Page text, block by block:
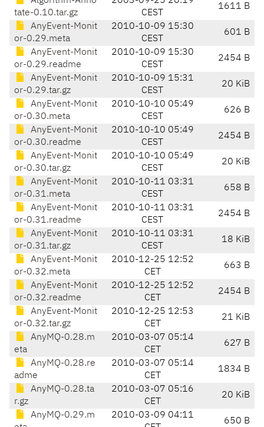
tate-0.10.tar.gz
CEST
1611 B
AnyEvent-Monit
or-0.29.meta
2010-10-09 15:30
CEST
601 B
AnyEvent-Monit
or-0.29.readme
2010-10-09 15:30
CEST
2454 B
AnyEvent-Monit
or-0.29.tar.gz
2010-10-09 15:31
CEST
20 KiB
AnyEvent-Monit
or-0.30.meta
2010-10-10 05:49
CEST
626 B
AnyEvent-Monit
or-0.30.readme
2010-10-10 05:49
CEST
2454 B
AnyEvent-Monit
or-0.30.tar.gz
2010-10-10 05:49
CEST
20 KiB
AnyEvent-Monit
or-0.31.meta
2010-10-11 03:31
CEST
658 B
AnyEvent-Monit
or-0.31.readme
2010-10-11 03:31
CEST
2454 B
AnyEvent-Monit
or-0.31.tar.gz
2010-10-11 03:31
CEST
18 KiB
AnyEvent-Monit
or-0.32.meta
2010-12-25 12:52
CET
663 B
AnyEvent-Monit
or-0.32.readme
2010-12-25 12:52
CET
2454 B
AnyEvent-Monit
or-0.32.tar.gz
2010-12-25 12:53
CET
21 KiB
AnyMQ-0.28.m
eta
2010-03-07 05:14
CET
627 B
AnyMQ-0.28.re
adme
2010-03-07 05:14
CET
1834 B
AnyMQ-0.28.ta
r.gz
2010-03-07 05:16
CET
20 KiB
AnyMQ-0.29.m
2010-03-09 04:11
650 B